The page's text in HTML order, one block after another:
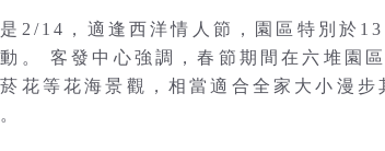
2/14，適逢西洋情人節，園區特別於
。 客發中心強調，春節期間在六堆園
花等花海景觀，相當適合全家大小漫